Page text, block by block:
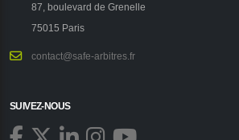
87, boulevard de Grenelle
75015 Paris
contact@safe-arbitres.fr
SUIVEZ-NOUS